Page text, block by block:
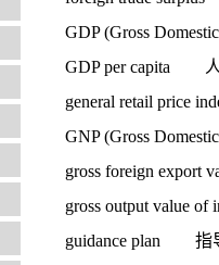
GDP (Gross
GDP per capita
general retail price
GNP (Gross
gross foreign
gross output value
guidance plan 指